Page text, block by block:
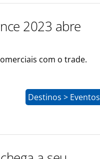
2023 abre
com o trade.
Destinos > Eventos